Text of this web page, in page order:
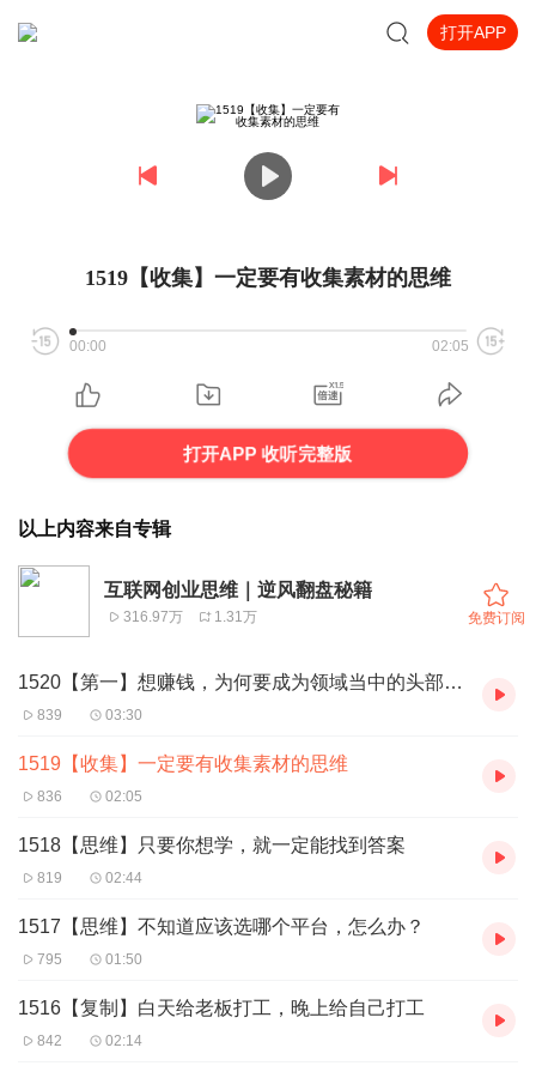
打开APP
1519【收集】一定要有收集素材的思维
00:00 02:05
打开APP 收听完整版
以上内容来自专辑
互联网创业思维｜逆风翻盘秘籍
316.97万 1.31万 免费订阅
1520【第一】想赚钱，为何要成为领域当中的头部第一？
839 03:30
1519【收集】一定要有收集素材的思维
836 02:05
1518【思维】只要你想学，就一定能找到答案
819 02:44
1517【思维】不知道应该选哪个平台，怎么办？
795 01:50
1516【复制】白天给老板打工，晚上给自己打工
842 02:14